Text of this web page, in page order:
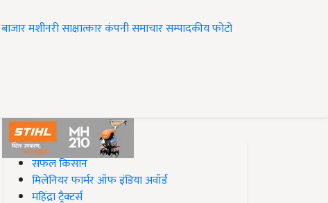
बाजारमशीनरीसाक्षात्कारकंपनी समाचारसम्पादकीयफोटो
#Top on Krishi Jagran
सफल किसान
मिलेनियर फार्मर ऑफ इंडिया अवॉर्ड
महिंद्रा ट्रैक्टर्स